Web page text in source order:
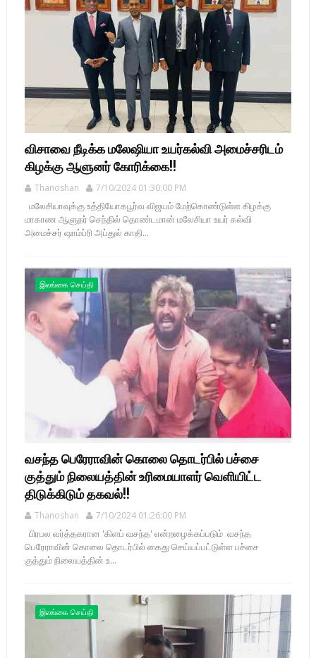
விசாவை நீடிக்க மலேஷியா உயர்கல்வி அமைச்சரிடம்
கிழக்கு ஆளுனர் கோரிக்கை!!
Thanoshan 7/10/2024 01:30:00 PM
மலேசியாவுக்கு உத்தியோகபூர்வ விஜயம் மேற்கொண்டுள்ள கிழக்கு
மாகாண ஆளுநர் செந்தில் தொண்டமான் மலேசியா உயர் கல்வி
அமைச்சர் ஷாம்ப்ரி அப்துல் காதி...
இலங்கை செய்தி
வசந்த பெரேராவின் கொலை தொடர்பில் பச்சை
குத்தும் நிலையத்தின் உரிமையாளர் வெளியிட்ட
திடுக்கிடும் தகவல்!!
Thanoshan 7/10/2024 01:26:00 PM
பிரபல வர்த்தகரான 'கிளப் வசந்த' என்றழைக்கப்படும் வசந்த
பெரேராவின் கொலை தொடர்பில் கைது செய்யப்பட்டுள்ள பச்சை
குத்தும் நிலையத்தின் உ...
இலங்கை செய்தி